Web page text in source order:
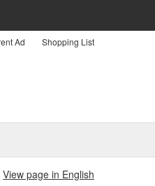
Ad Shopping List
View page in English